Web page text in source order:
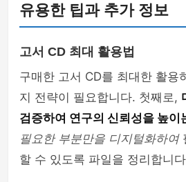
유용한 팁과 추가 정보
고서 CD 최대 활용법
구매한 고서 CD를 최대한 활용
지 전략이 필요합니다. 첫째로,
검증하여 연구의 신뢰성을 높이
필요한 부분만을 디지털화하여
할 수 있도록 파일을 정리합니